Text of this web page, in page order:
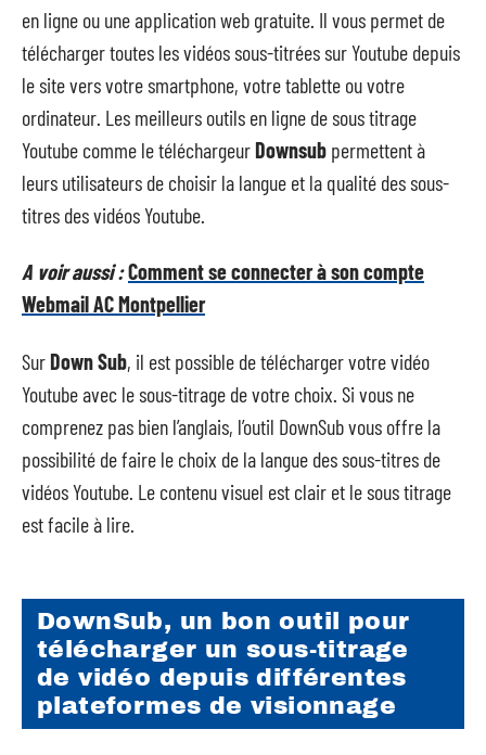
en ligne ou une application web gratuite. Il vous permet de
télécharger toutes les vidéos sous-titrées sur Youtube depuis
le site vers votre smartphone, votre tablette ou votre
ordinateur. Les meilleurs outils en ligne de sous titrage
Youtube comme le téléchargeurDownsub permettent à
leurs utilisateurs de choisir la langue et la qualité des sous-
titres des vidéos Youtube.
A voir aussi :Comment se connecter à son compte
Webmail AC Montpellier
SurDown Sub, il est possible de télécharger votre vidéo
Youtube avec le sous-titrage de votre choix. Si vous ne
comprenez pas bien l’anglais, l’outil DownSub vous offre la
possibilité de faire le choix de la langue des sous-titres de
vidéos Youtube. Le contenu visuel est clair et le sous titrage
est facile à lire.
DownSub, un bon outil pour
télécharger un sous-titrage
de vidéo depuis différentes
plateformes de visionnage